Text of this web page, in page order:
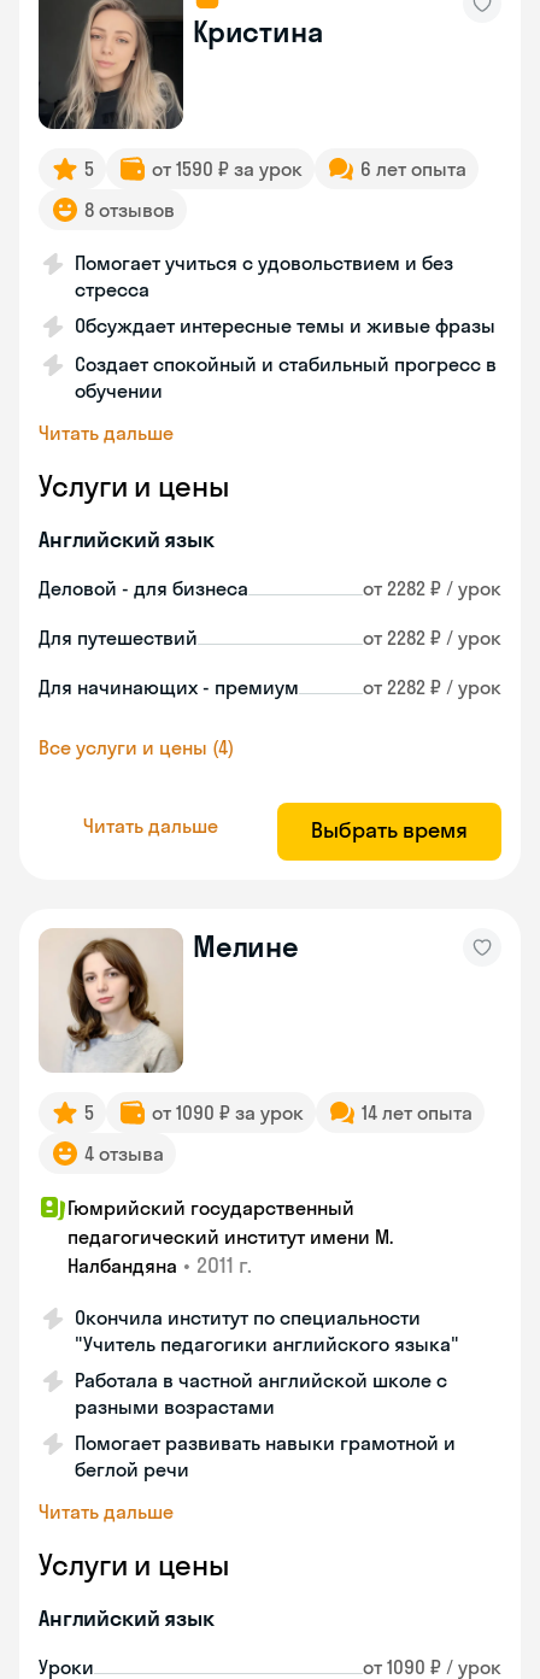
Кристина
5 от 1590 ₽ за урок
6 лет опыта
8 отзывов
Помогает учиться с удовольствием и без
стресса
Обсуждает интересные темы и живые фразы
Создает спокойный и стабильный прогресс в
обучении
Читать дальше
Услуги и цены
Английский язык
Деловой - для бизнеса от 2282 ₽ / урок
Для путешествий от 2282 ₽ / урок
Для начинающих - премиум от 2282 ₽ / урок
Все услуги и цены (4)
Читать дальше Выбрать время
Мелине
5 от 1090 ₽ за урок
14 лет опыта
4 отзыва
Гюмрийский государственный
педагогический институт имени М.
Налбандяна • 2011 г.
Окончила институт по специальности
"Учитель педагогики английского языка"
Работала в частной английской школе с
разными возрастами
Помогает развивать навыки грамотной и
беглой речи
Читать дальше
Услуги и цены
Английский язык
Уроки от 1090 ₽ / урок